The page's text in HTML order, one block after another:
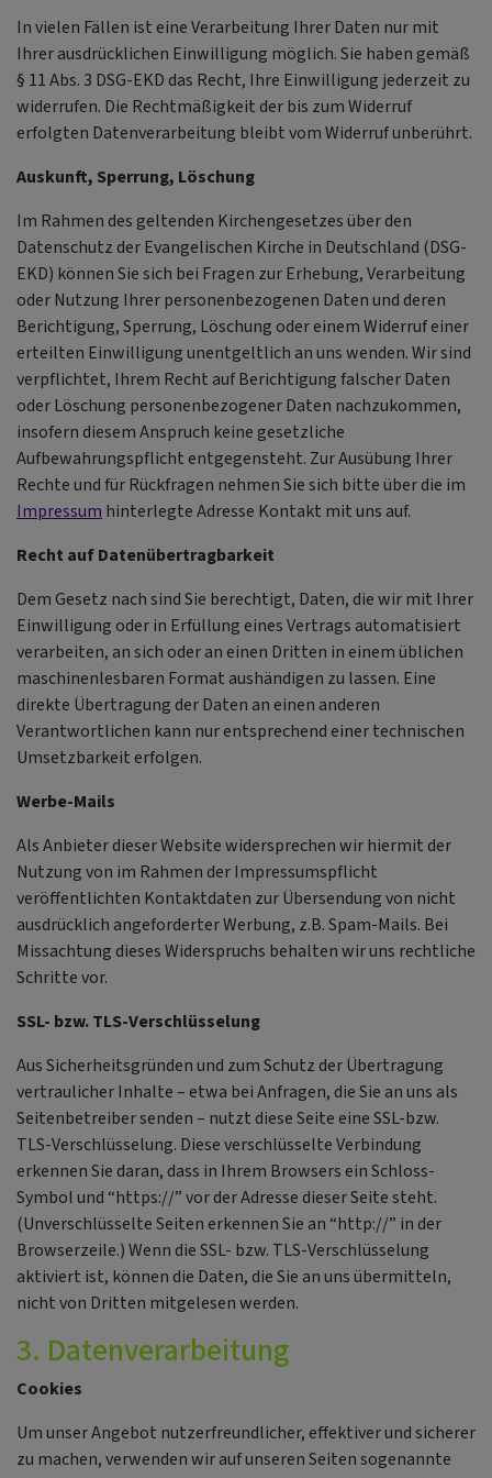
In vielen Fällen ist eine Verarbeitung Ihrer Daten nur mit
Ihrer ausdrücklichen Einwilligung möglich. Sie haben gemäß
§ 11 Abs. 3 DSG-EKD das Recht, Ihre Einwilligung jederzeit zu
widerrufen. Die Rechtmäßigkeit der bis zum Widerruf
erfolgten Datenverarbeitung bleibt vom Widerruf unberührt.
Auskunft, Sperrung, Löschung
Im Rahmen des geltenden Kirchengesetzes über den
Datenschutz der Evangelischen Kirche in Deutschland (DSG-
EKD) können Sie sich bei Fragen zur Erhebung, Verarbeitung
oder Nutzung Ihrer personenbezogenen Daten und deren
Berichtigung, Sperrung, Löschung oder einem Widerruf einer
erteilten Einwilligung unentgeltlich an uns wenden. Wir sind
verpflichtet, Ihrem Recht auf Berichtigung falscher Daten
oder Löschung personenbezogener Daten nachzukommen,
insofern diesem Anspruch keine gesetzliche
Aufbewahrungspflicht entgegensteht. Zur Ausübung Ihrer
Rechte und für Rückfragen nehmen Sie sich bitte über die im
Impressum hinterlegte Adresse Kontakt mit uns auf.
Recht auf Datenübertragbarkeit
Dem Gesetz nach sind Sie berechtigt, Daten, die wir mit Ihrer
Einwilligung oder in Erfüllung eines Vertrags automatisiert
verarbeiten, an sich oder an einen Dritten in einem üblichen
maschinenlesbaren Format aushändigen zu lassen. Eine
direkte Übertragung der Daten an einen anderen
Verantwortlichen kann nur entsprechend einer technischen
Umsetzbarkeit erfolgen.
Werbe-Mails
Als Anbieter dieser Website widersprechen wir hiermit der
Nutzung von im Rahmen der Impressumspflicht
veröffentlichten Kontaktdaten zur Übersendung von nicht
ausdrücklich angeforderter Werbung, z.B. Spam-Mails. Bei
Missachtung dieses Widerspruchs behalten wir uns rechtliche
Schritte vor.
SSL- bzw. TLS-Verschlüsselung
Aus Sicherheitsgründen und zum Schutz der Übertragung
vertraulicher Inhalte – etwa bei Anfragen, die Sie an uns als
Seitenbetreiber senden – nutzt diese Seite eine SSL-bzw.
TLS-Verschlüsselung. Diese verschlüsselte Verbindung
erkennen Sie daran, dass in Ihrem Browsers ein Schloss-
Symbol und “https://” vor der Adresse dieser Seite steht.
(Unverschlüsselte Seiten erkennen Sie an “http://” in der
Browserzeile.) Wenn die SSL- bzw. TLS-Verschlüsselung
aktiviert ist, können die Daten, die Sie an uns übermitteln,
nicht von Dritten mitgelesen werden.
3. Datenverarbeitung
Cookies
Um unser Angebot nutzerfreundlicher, effektiver und sicherer
zu machen, verwenden wir auf unseren Seiten sogenannte